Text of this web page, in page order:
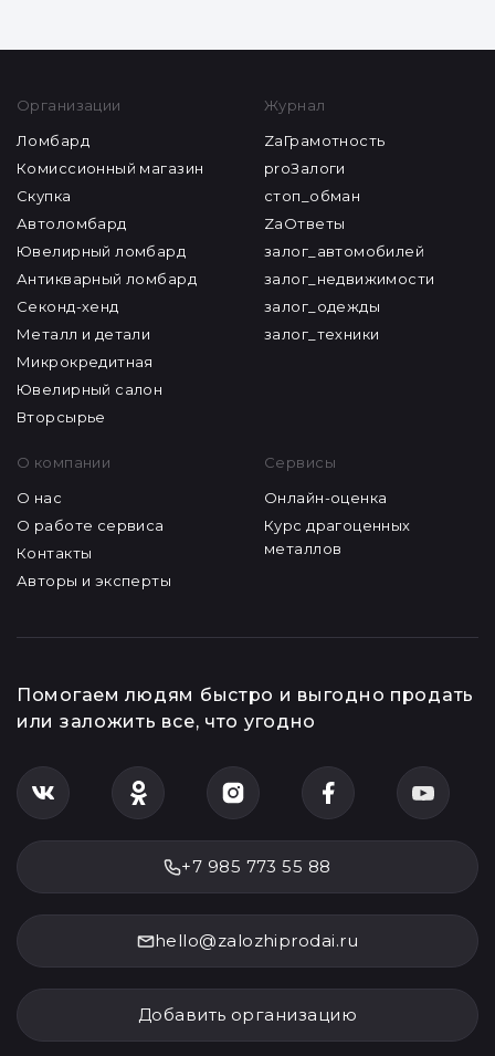
Организации
Ломбард
Комиссионный магазин
Скупка
Автоломбард
Ювелирный ломбард
Антикварный ломбард
Секонд-хенд
Металл и детали
Микрокредитная
Ювелирный салон
Вторсырье
Журнал
ZaГрамотность
proЗалоги
стоп_обман
ZaОтветы
залог_автомобилей
залог_недвижимости
залог_одежды
залог_техники
О компании
О нас
О работе сервиса
Контакты
Авторы и эксперты
Сервисы
Онлайн-оценка
Курс драгоценных
металлов
Помогаем людям быстро и выгодно продать
или заложить все, что угодно
+7 985 773 55 88
hello@zalozhiprodai.ru
Добавить организацию